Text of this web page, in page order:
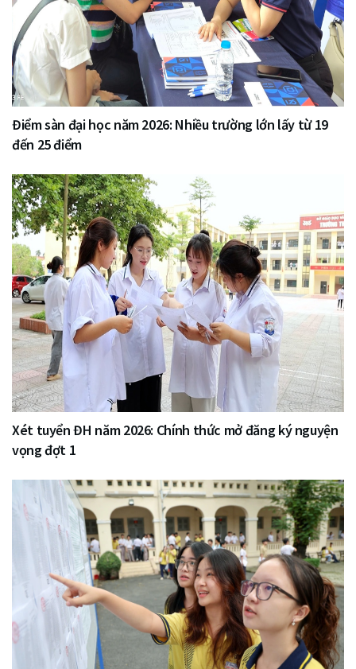
Điểm sàn đại học năm 2026: Nhiều trường lớn lấy từ 19
đến 25 điểm
Xét tuyển ĐH năm 2026: Chính thức mở đăng ký nguyện
vọng đợt 1